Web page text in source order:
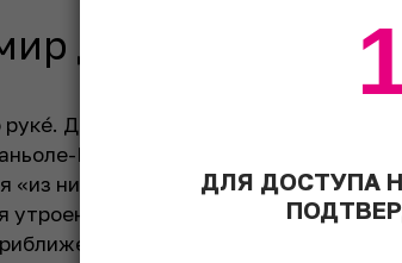
Дона Кауды
рукé. Да, это сорт так называется,
Монферрато. Сорт с
«из ниоткуда» в 1960-х годах,
утроением площадей посадок за
цен на виноград к оным
ДЛЯ ДОСТУПА